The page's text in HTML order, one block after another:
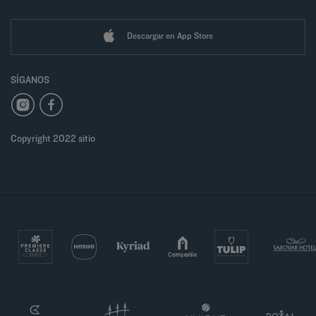
Descargar en App Store
SÍGANOS
Copyright 2022 sitio